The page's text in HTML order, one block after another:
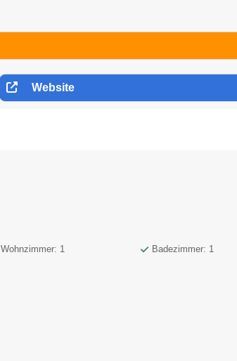
Website
Wohnzimmer: 1 Badezimmer: 1